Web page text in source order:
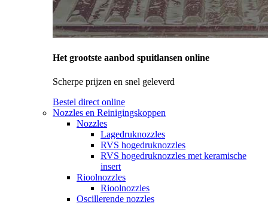
Het grootste aanbod spuitlansen online
Scherpe prijzen en snel geleverd
Bestel direct online
Nozzles en Reinigingskoppen
Nozzles
Lagedruknozzles
RVS hogedruknozzles
RVS hogedruknozzles met keramische
insert
Rioolnozzles
Rioolnozzles
Oscillerende nozzles